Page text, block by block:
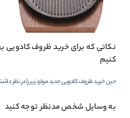
نکاتی که برای خرید ظروف کادویی
کنیم
حین خرید ظروف کادویی جدید موارد زیر را در نظر
به وسایل شخص مدنظر توجه کنید